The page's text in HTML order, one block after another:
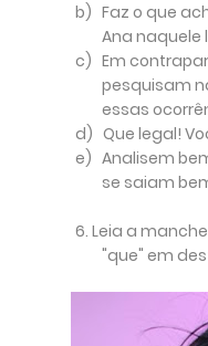
b) Faz o que
Ana naquele
c) Em
pesquisam
essas
d) Que legal!
e) Analisem
se saiam
6. Leia a
"que" em